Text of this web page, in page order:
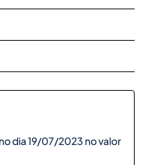
dia 19/07/2023 no valor